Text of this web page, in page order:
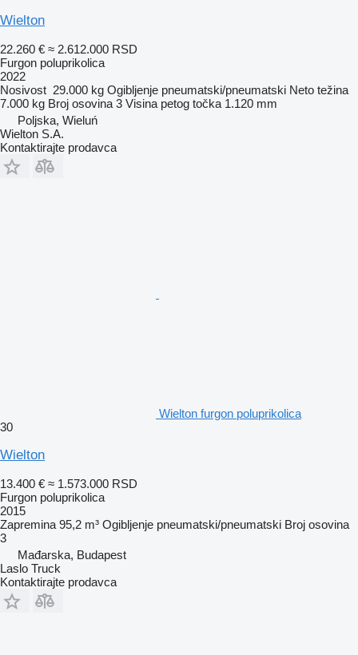
Wielton
22.260 € ≈ 2.612.000 RSD
Furgon poluprikolica
2022
Nosivost 29.000 kg Ogibljenje pneumatski/pneumatski Neto težina
7.000 kg Broj osovina 3 Visina petog točka 1.120 mm
Poljska, Wieluń
Wielton S.A.
Kontaktirajte prodavca
Wielton furgon poluprikolica
30
Wielton
13.400 € ≈ 1.573.000 RSD
Furgon poluprikolica
2015
Zapremina 95,2 m³ Ogibljenje pneumatski/pneumatski Broj osovina
3
Mađarska, Budapest
Laslo Truck
Kontaktirajte prodavca